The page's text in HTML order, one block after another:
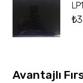
₺
Avantajlı